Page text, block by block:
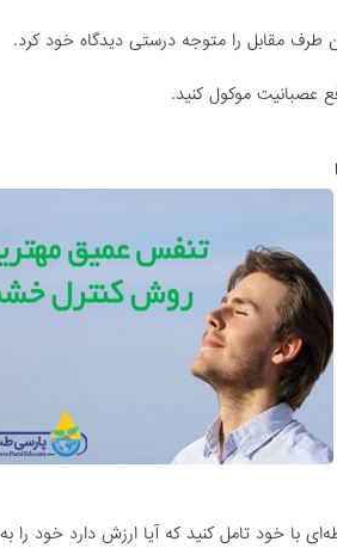
طرف مقابل را متوجه درستی دیدگاه خود کرد.
عصبانیت موکول کنید.
با خود تامل کنید که آیا ارزش دارد خود را به